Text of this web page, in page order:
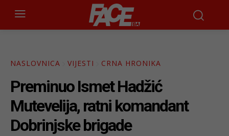
NASLOVNICA VIJESTI CRNA HRONIKA
Preminuo Ismet Hadžić
Mutevelija, ratni komandant
Dobrinjske brigade